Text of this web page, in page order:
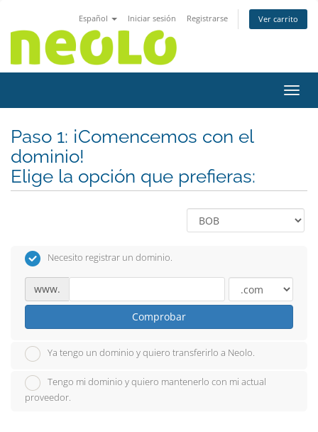
Español Iniciar sesión Registrarse Ver carrito
Paso 1: ¡Comencemos con el
dominio!
Elige la opción que prefieras:
Necesito registrar un dominio.
www.
Comprobar
Ya tengo un dominio y quiero transferirlo a Neolo.
Tengo mi dominio y quiero mantenerlo con mi actual
proveedor.